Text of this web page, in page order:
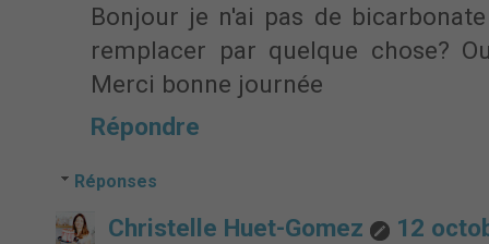
Bonjour je n'ai pas de
remplacer par quelque chose?
Merci bonne journée
Répondre
Réponses
Christelle Huet-Gomez
12